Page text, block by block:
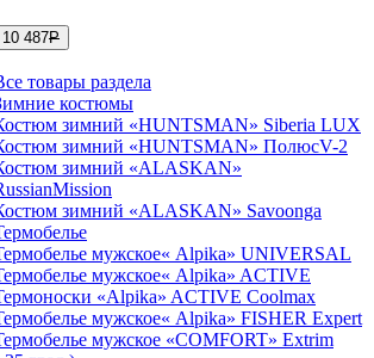
10 487Р
товары раздела
костюмы
зимний «HUNTSMAN» Siberia LUX
зимний «HUNTSMAN» ПолюсV-2
зимний «ALASKAN»
зимний «ALASKAN» Savoonga
мужское« Alpika» UNIVERSAL
мужское« Alpika» ACTIVE
«Alpika» ACTIVE Coolmax
мужское« Alpika» FISHER Expert
мужское «COMFORT» Extrim